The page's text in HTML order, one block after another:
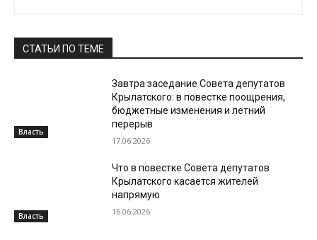
СТАТЬИ ПО ТЕМЕ
Власть
Завтра заседание Совета депутатов
Крылатского: в повестке поощрения,
бюджетные изменения и летний
перерыв
17.06.2026
Власть
Что в повестке Совета депутатов
Крылатского касается жителей
напрямую
16.06.2026